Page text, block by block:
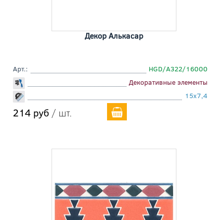
Декор Алькасар
Арт.:
HGD/A322/16000
Декоративные элементы
15x7,4
214 руб / шт.